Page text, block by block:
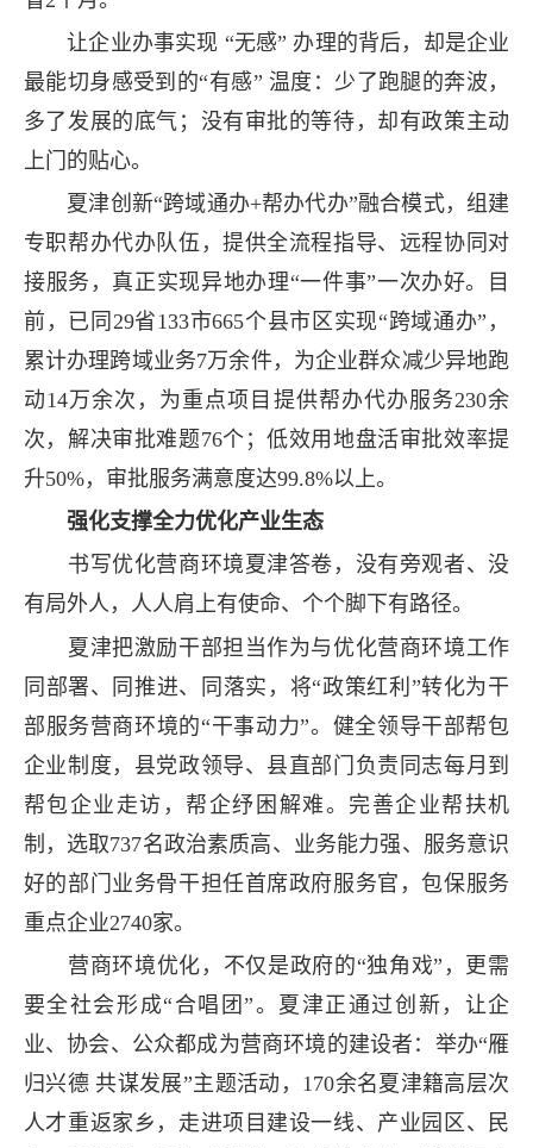
让企业办事实现 “无感” 办理的背后，却是企业
最能切身感受到的“有感” 温度：少了跑腿的奔波，
多了发展的底气；没有审批的等待，却有政策主动
上门的贴心。
夏津创新“跨域通办+帮办代办”融合模式，组建
专职帮办代办队伍，提供全流程指导、远程协同对
接服务，真正实现异地办理“一件事”一次办好。目
前，已同29省133市665个县市区实现“跨域通办”，
累计办理跨域业务7万余件，为企业群众减少异地跑
动14万余次，为重点项目提供帮办代办服务230余
次，解决审批难题76个；低效用地盘活审批效率提
升50%，审批服务满意度达99.8%以上。
强化支撑全力优化产业生态
书写优化营商环境夏津答卷，没有旁观者、没
有局外人，人人肩上有使命、个个脚下有路径。
夏津把激励干部担当作为与优化营商环境工作
同部署、同推进、同落实，将“政策红利”转化为干
部服务营商环境的“干事动力”。健全领导干部帮包
企业制度，县党政领导、县直部门负责同志每月到
帮包企业走访，帮企纾困解难。完善企业帮扶机
制，选取737名政治素质高、业务能力强、服务意识
好的部门业务骨干担任首席政府服务官，包保服务
重点企业2740家。
营商环境优化，不仅是政府的“独角戏”，更需
要全社会形成“合唱团”。夏津正通过创新，让企
业、协会、公众都成为营商环境的建设者：举办“雁
归兴德 共谋发展”主题活动，170余名夏津籍高层次
人才重返家乡，走进项目建设一线、产业园区、民